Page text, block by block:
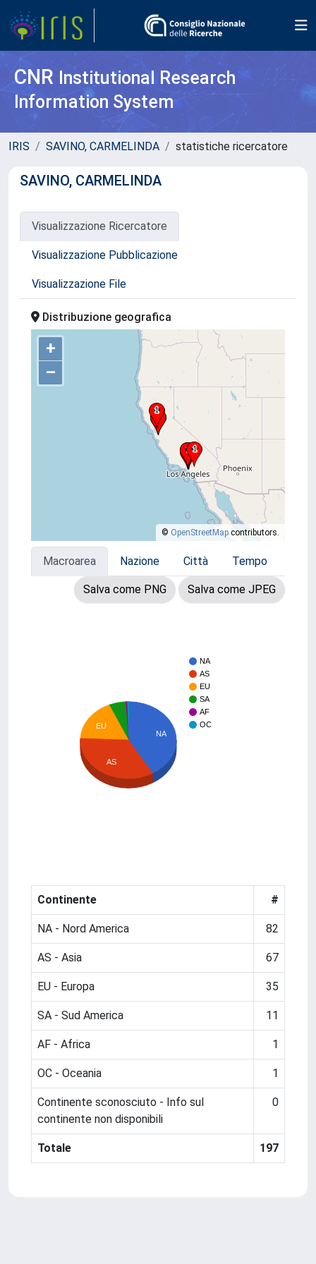
CNR Institutional Research
Information System
IRIS SAVINO, CARMELINDA statistiche ricercatore
SAVINO, CARMELINDA
Visualizzazione Ricercatore
Visualizzazione Pubblicazione
Visualizzazione File
Distribuzione geografica
+
–
© OpenStreetMap contributors.
Macroarea Nazione Città Tempo
Salva come PNG Salva come JPEG
NA
AS
EU
SA
AF
OC
NA
EU
AS
Continente #
NA - Nord America 82
AS - Asia 67
EU - Europa 35
SA - Sud America 11
AF - Africa 1
OC - Oceania 1
Continente sconosciuto - Info sul
continente non disponibili
0
Totale 197